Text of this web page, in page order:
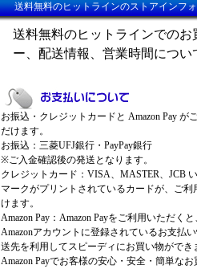
送料無料のヒットラインのストアインフ
送料無料のヒットラインでの
ー、配送情報、営業時間につ
お振込・クレジットカードと Amazon Pay が
だけます。
お振込：三菱UFJ銀行・PayPay銀行
※ご入金確認後の発送となります。
クレジットカード：VISA、MASTER、JCB
マークがプリントされているカードが、ご利
けます。
Amazon Pay：Amazon Payをご利用いただく
Amazonアカウントに登録されているお支払
送先を利用してスピーディにお買い物ができ
Amazon Payでお客様の安心・安全・簡単な